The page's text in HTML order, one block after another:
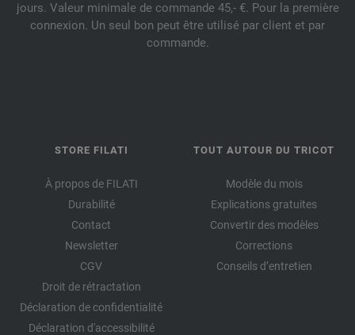
jours. Valeur minimale de commande 45,- €. Pour la première
connexion. Un seul bon peut être utilisé par client et par
commande.
STORE FILATI
À propos de FILATI
Durabilité
Contact
Newsletter
CGV
Droit de rétractation
Déclaration de confidentialité
Déclaration d'accessibilité
TOUT AUTOUR DU TRICOT
Modèle du mois
Explications gratuites
Convertir des modèles
Corrections
Conseils d’entretien